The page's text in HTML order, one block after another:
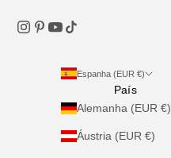
Espanha (EUR €)
País
Alemanha (EUR €)
Áustria (EUR €)